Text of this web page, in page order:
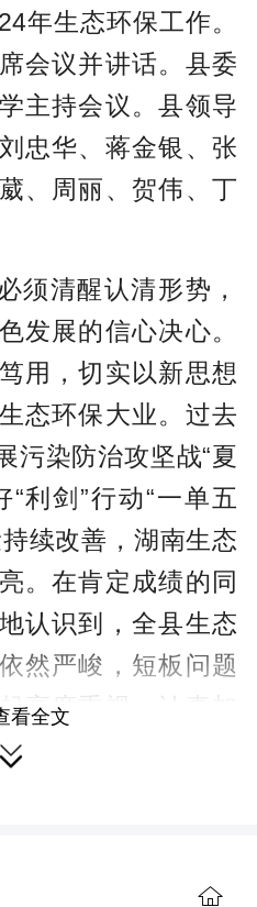
年生态环保工作。
会议并讲话。县委
主持会议。县领导
忠华、蒋金银、张
、周丽、贺伟、丁
须清醒认清形势，
发展的信心决心。
用，切实以新思想
态环保大业。过去
污染防治攻坚战“夏
利剑”行动“一单五
续改善，湖南生态
。在肯定成绩的同
认识到，全县生态
然严峻，短板问题
高度重视，认真加
道县的绿水青山，
发展的成效成色。
看全文
